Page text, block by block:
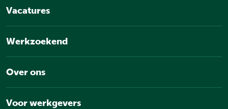
Vacatures
Werkzoekend
Over ons
Voor werkgevers